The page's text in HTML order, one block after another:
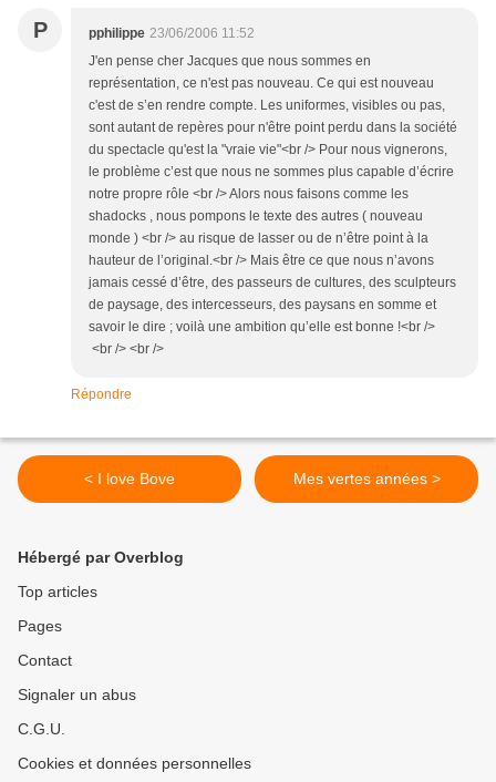
P pphilippe 23/06/2006 11:52
J'en pense cher Jacques que nous sommes en
représentation, ce n'est pas nouveau. Ce qui est nouveau
c'est de s’en rendre compte. Les uniformes, visibles ou pas,
sont autant de repères pour n'être point perdu dans la société
du spectacle qu'est la "vraie vie"<br /> Pour nous vignerons,
le problème c’est que nous ne sommes plus capable d’écrire
notre propre rôle <br /> Alors nous faisons comme les
shadocks , nous pompons le texte des autres ( nouveau
monde ) <br /> au risque de lasser ou de n’être point à la
hauteur de l’original.<br /> Mais être ce que nous n’avons
jamais cessé d’être, des passeurs de cultures, des sculpteurs
de paysage, des intercesseurs, des paysans en somme et
savoir le dire ; voilà une ambition qu’elle est bonne !<br />
<br /> <br />
Répondre
< I love Bove Mes vertes années >
Hébergé par Overblog
Top articles
Pages
Contact
Signaler un abus
C.G.U.
Cookies et données personnelles